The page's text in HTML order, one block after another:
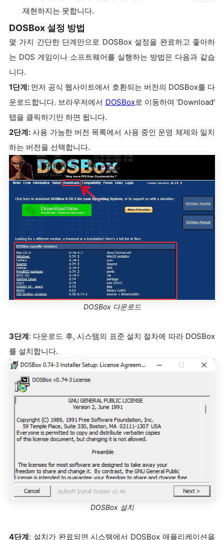
재현하지는 못합니다.
DOSBox 설정 방법
몇 가지 간단한 단계만으로 DOSBox 설정을 완료하고 좋아하
는 DOS 게임이나 소프트웨어를 실행하는 방법은 다음과 같습
니다.
1단계: 먼저 공식 웹사이트에서 호환되는 버전의 DOSBox를 다
운로드합니다. 브라우저에서 DOSBox로 이동하여 'Download'
탭을 클릭하기만 하면 됩니다.
2단계: 사용 가능한 버전 목록에서 사용 중인 운영 체제와 일치
하는 버전을 선택합니다.
DOSBox 다운로드
3단계: 다운로드 후, 시스템의 표준 설치 절차에 따라 DOSBox
를 설치합니다.
DOSBox 설치
4단계: 설치가 완료되면 시스템에서 DOSBox 애플리케이션을